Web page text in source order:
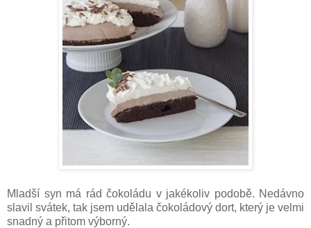
Mladší syn má rád čokoládu v jakékoliv podobě. Nedávno
slavil svátek, tak jsem udělala čokoládový dort, který je velmi
snadný a přitom výborný.